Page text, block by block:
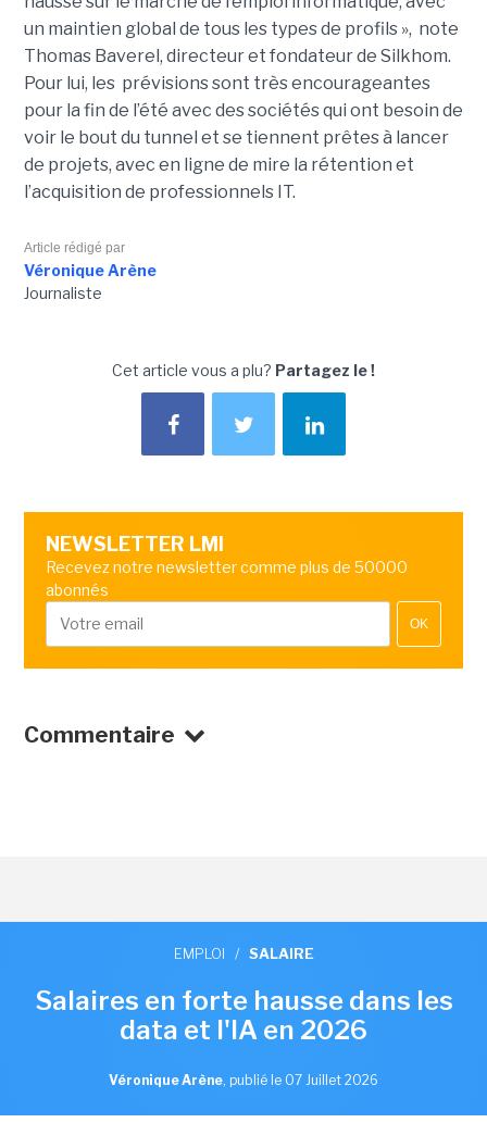
un maintien global de tous les types de profils », note
Thomas Baverel, directeur et fondateur de Silkhom.
Pour lui, les prévisions sont très encourageantes
pour la fin de l’été avec des sociétés qui ont besoin de
voir le bout du tunnel et se tiennent prêtes à lancer
de projets, avec en ligne de mire la rétention et
l’acquisition de professionnels IT.
Article rédigé par
Véronique Arène
Journaliste
Cet article vous a plu? Partagez le !
NEWSLETTER LMI
Recevez notre newsletter comme plus de 50000
abonnés
OK
Commentaire
EMPLOI / SALAIRE
Salaires en forte hausse dans les
data et l'IA en 2026
Véronique Arène, publié le 07 Juillet 2026